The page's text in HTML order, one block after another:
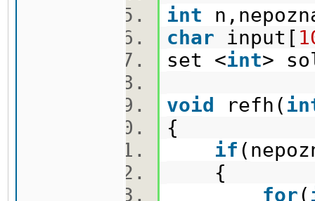
int
char input[
set <int>
void refh(
{
if
{
for(